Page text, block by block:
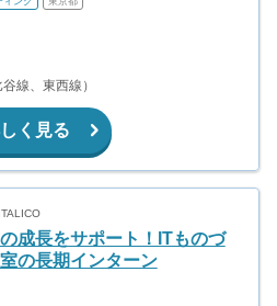
線、東西線）
く見る
成長をサポート！ITものづ
の長期インターン